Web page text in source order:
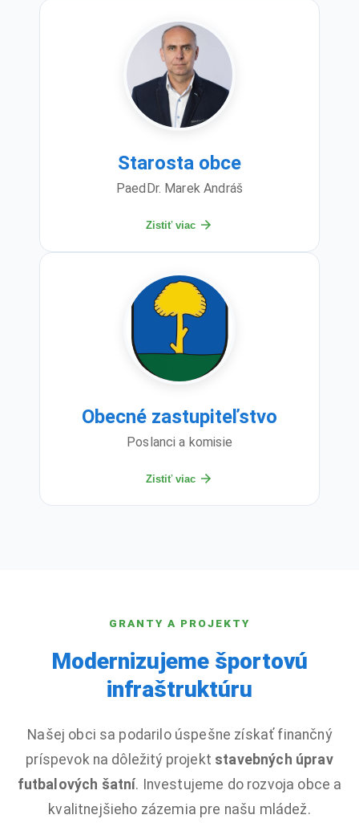
Starosta obce
PaedDr. Marek Andráš
Zistiť viac
Obecné zastupiteľstvo
Poslanci a komisie
Zistiť viac
GRANTY A PROJEKTY
Modernizujeme športovú
infraštruktúru
Našej obci sa podarilo úspešne získať finančný
príspevok na dôležitý projekt stavebných úprav
futbalových šatní. Investujeme do rozvoja obce a
kvalitnejšieho zázemia pre našu mládež.